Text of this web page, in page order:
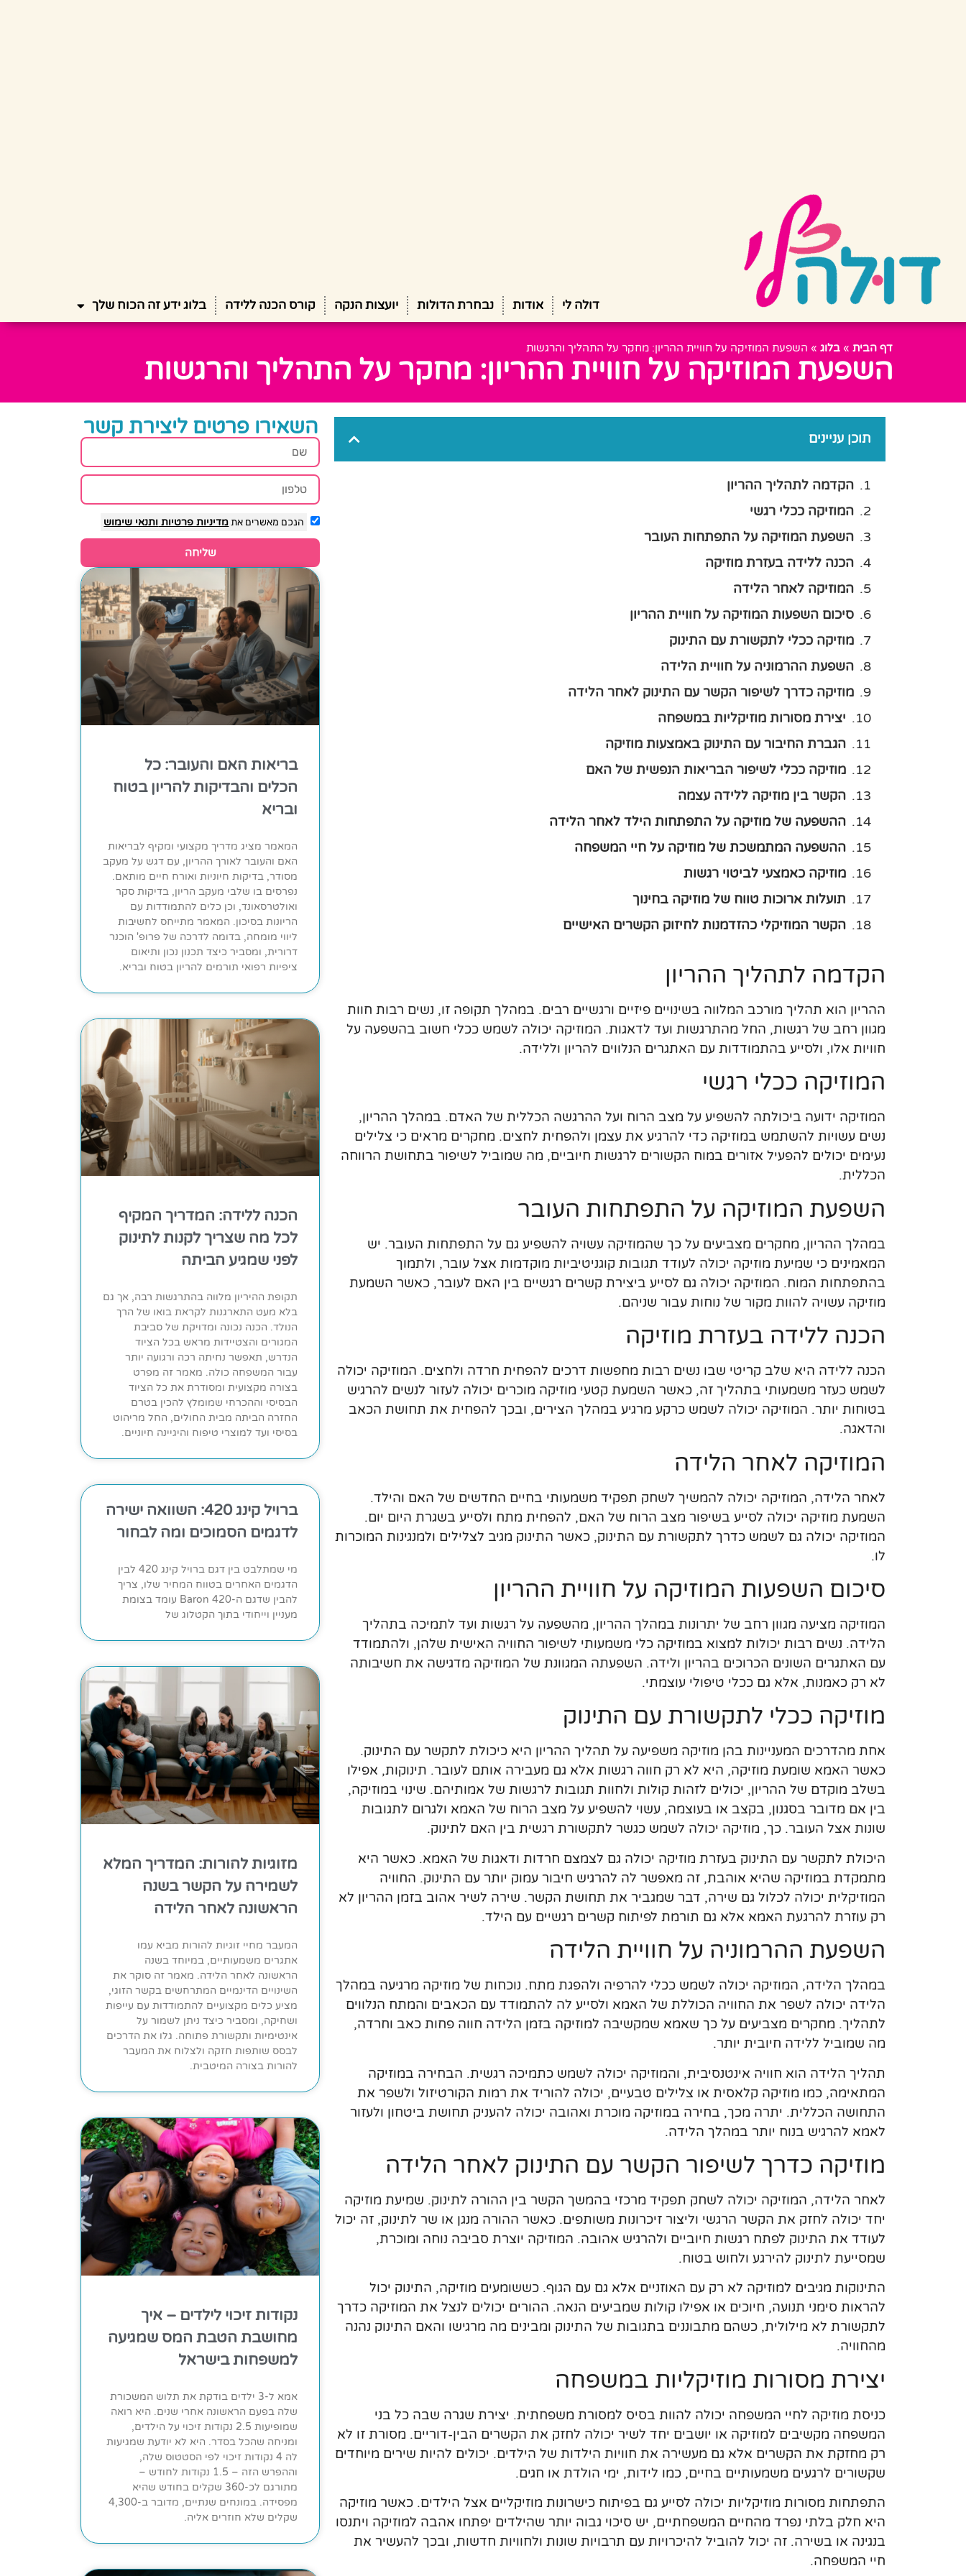
דולה לי אודות נבחרת הדולות יועצות הנקה קורס הכנה ללידה בלוג ידע זה הכוח שלך
דף הבית » בלוג » השפעת המוזיקה על חוויית ההריון: מחקר על התהליך והרגשות
השפעת המוזיקה על חוויית ההריון: מחקר על התהליך והרגשות
תוכן עניינים
הקדמה לתהליך ההריון
המוזיקה ככלי רגשי
השפעת המוזיקה על התפתחות העובר
הכנה ללידה בעזרת מוזיקה
המוזיקה לאחר הלידה
סיכום השפעות המוזיקה על חוויית ההריון
מוזיקה ככלי לתקשורת עם התינוק
השפעת ההרמוניה על חוויית הלידה
מוזיקה כדרך לשיפור הקשר עם התינוק לאחר הלידה
יצירת מסורות מוזיקליות במשפחה
הגברת החיבור עם התינוק באמצעות מוזיקה
מוזיקה ככלי לשיפור הבריאות הנפשית של האם
הקשר בין מוזיקה ללידה עצמה
ההשפעה של מוזיקה על התפתחות הילד לאחר הלידה
ההשפעה המתמשכת של מוזיקה על חיי המשפחה
מוזיקה כאמצעי לביטוי רגשות
תועלות ארוכות טווח של מוזיקה בחינוך
הקשר המוזיקלי כהזדמנות לחיזוק הקשרים האישיים
הקדמה לתהליך ההריון
ההריון הוא תהליך מורכב המלווה בשינויים פיזיים ורגשיים רבים. במהלך תקופה זו, נשים רבות חוות
מגוון רחב של רגשות, החל מהתרגשות ועד לדאגות. המוזיקה יכולה לשמש ככלי חשוב בהשפעה על
חוויות אלו, ולסייע בהתמודדות עם האתגרים הנלווים להריון וללידה.
המוזיקה ככלי רגשי
המוזיקה ידועה ביכולתה להשפיע על מצב הרוח ועל ההרגשה הכללית של האדם. במהלך ההריון,
נשים עשויות להשתמש במוזיקה כדי להרגיע את עצמן ולהפחית לחצים. מחקרים מראים כי צלילים
נעימים יכולים להפעיל אזורים במוח הקשורים לרגשות חיוביים, מה שמוביל לשיפור בתחושת הרווחה
הכללית.
השפעת המוזיקה על התפתחות העובר
במהלך ההריון, מחקרים מצביעים על כך שהמוזיקה עשויה להשפיע גם על התפתחות העובר. יש
המאמינים כי שמיעת מוזיקה יכולה לעודד תגובות קוגניטיביות מוקדמות אצל עובר, ולתמוך
בהתפתחות המוח. המוזיקה יכולה גם לסייע ביצירת קשרים רגשיים בין האם לעובר, כאשר השמעת
מוזיקה עשויה להוות מקור של נוחות עבור שניהם.
הכנה ללידה בעזרת מוזיקה
הכנה ללידה היא שלב קריטי שבו נשים רבות מחפשות דרכים להפחית חרדה ולחצים. המוזיקה יכולה
לשמש כעזר משמעותי בתהליך זה, כאשר השמעת קטעי מוזיקה מוכרים יכולה לעזור לנשים להרגיש
בטוחות יותר. המוזיקה יכולה לשמש כרקע מרגיע במהלך הצירים, ובכך להפחית את תחושת הכאב
והדאגה.
המוזיקה לאחר הלידה
לאחר הלידה, המוזיקה יכולה להמשיך לשחק תפקיד משמעותי בחיים החדשים של האם והילד.
השמעת מוזיקה יכולה לסייע בשיפור מצב הרוח של האם, להפחית מתח ולסייע בשגרת היום יום.
המוזיקה יכולה גם לשמש כדרך לתקשורת עם התינוק, כאשר התינוק מגיב לצלילים ולמנגינות המוכרות
לו.
סיכום השפעות המוזיקה על חוויית ההריון
המוזיקה מציעה מגוון רחב של יתרונות במהלך ההריון, מהשפעה על רגשות ועד לתמיכה בתהליך
הלידה. נשים רבות יכולות למצוא במוזיקה כלי משמעותי לשיפור החוויה האישית שלהן, ולהתמודד
עם האתגרים השונים הכרוכים בהריון ולידה. השפעתה המגוונת של המוזיקה מדגישה את חשיבותה
לא רק כאמנות, אלא גם ככלי טיפולי עוצמתי.
מוזיקה ככלי לתקשורת עם התינוק
אחת מהדרכים המעניינות בהן מוזיקה משפיעה על תהליך ההריון היא כיכולת לתקשר עם התינוק.
כאשר האמא שומעת מוזיקה, היא לא רק חווה רגשות אלא גם מעבירה אותם לעובר. תינוקות, אפילו
בשלב מוקדם של ההריון, יכולים לזהות קולות ולחוות תגובות לרגשות של אמותיהם. שינוי במוזיקה,
בין אם מדובר בסגנון, בקצב או בעוצמה, עשוי להשפיע על מצב הרוח של האמא ולגרום לתגובות
שונות אצל העובר. כך, מוזיקה יכולה לשמש כגשר לתקשורת רגשית בין האם לתינוק.
היכולת לתקשר עם התינוק בעזרת מוזיקה יכולה גם לצמצם חרדות ודאגות של האמא. כאשר היא
מתמקדת במוזיקה שהיא אוהבת, זה מאפשר לה להרגיש חיבור עמוק יותר עם התינוק. החוויה
המוזיקלית יכולה לכלול גם שירה, דבר שמגביר את תחושת הקשר. שירה לשיר אהוב בזמן ההריון לא
רק עוזרת להרגעת האמא אלא גם תורמת לפיתוח קשרים רגשיים עם הילד.
השפעת ההרמוניה על חוויית הלידה
במהלך הלידה, המוזיקה יכולה לשמש ככלי להרפיה ולהפגת מתח. נוכחות של מוזיקה מרגיעה במהלך
הלידה יכולה לשפר את החוויה הכוללת של האמא ולסייע לה להתמודד עם הכאבים והמתח הנלווים
לתהליך. מחקרים מצביעים על כך שאמא שמקשיבה למוזיקה בזמן הלידה חווה פחות כאב וחרדה,
מה שמוביל ללידה חיובית יותר.
תהליך הלידה הוא חוויה אינטנסיבית, והמוזיקה יכולה לשמש כתמיכה רגשית. הבחירה במוזיקה
המתאימה, כמו מוזיקה קלאסית או צלילים טבעיים, יכולה להוריד את רמות הקורטיזול ולשפר את
התחושה הכללית. יתרה מכך, בחירה במוזיקה מוכרת ואהובה יכולה להעניק תחושת ביטחון ולעזור
לאמא להרגיש בנוח יותר במהלך הלידה.
מוזיקה כדרך לשיפור הקשר עם התינוק לאחר הלידה
לאחר הלידה, המוזיקה יכולה לשחק תפקיד מרכזי בהמשך הקשר בין ההורה לתינוק. שמיעת מוזיקה
יחד יכולה לחזק את הקשר הרגשי וליצור זיכרונות משותפים. כאשר ההורה מנגן או שר לתינוק, זה יכול
לעודד את התינוק לפתח רגשות חיוביים ולהרגיש אהובה. המוזיקה יוצרת סביבה נוחה ומוכרת,
שמסייעת לתינוק להירגע ולחוש בטוח.
התינוקות מגיבים למוזיקה לא רק עם האוזניים אלא גם עם הגוף. כששומעים מוזיקה, התינוק יכול
להראות סימני תנועה, חיוכים או אפילו קולות שמביעים הנאה. ההורים יכולים לנצל את המוזיקה כדרך
לתקשורת לא מילולית, כשהם מתבוננים בתגובות של התינוק ומבינים מה מרגישו והאם התינוק נהנה
מהחוויה.
יצירת מסורות מוזיקליות במשפחה
כניסת מוזיקה לחיי המשפחה יכולה להוות בסיס למסורת משפחתית. יצירת שגרה שבה כל בני
המשפחה מקשיבים למוזיקה או יושבים יחד לשיר יכולה לחזק את הקשרים הבין-דוריים. מסורת זו לא
רק מחזקת את הקשרים אלא גם מעשירה את חוויות הילדות של הילדים. יכולים להיות שירים מיוחדים
שקשורים לרגעים משמעותיים בחיים, כמו לידות, ימי הולדת או חגים.
התפתחות מסורות מוזיקליות יכולה לסייע גם בפיתוח כישרונות מוזיקליים אצל הילדים. כאשר מוזיקה
היא חלק בלתי נפרד מהחיים המשפחתיים, יש סיכוי גבוה יותר שהילדים יפתחו אהבה למוזיקה ויתנסו
בנגינה או בשירה. זה יכול להוביל להיכרויות עם תרבויות שונות ולחוויות חדשות, ובכך להעשיר את
חיי המשפחה.
השאירו פרטים ליצירת קשר
הנכם מאשרים אתמדיניות פרטיות ותנאי שימוש
שליחה
בריאות האם והעובר: כל
הכלים והבדיקות להריון בטוח
ובריא
המאמר מציג מדריך מקצועי ומקיף לבריאות
האם והעובר לאורך ההריון, עם דגש על מעקב
מסודר, בדיקות חיוניות ואורח חיים מותאם.
נפרסים בו שלבי מעקב הריון, בדיקות סקר
ואולטרסאונד, וכן כלים להתמודדות עם
הריונות בסיכון. המאמר מתייחס לחשיבות
ליווי מומחה, בדומה לדרכה של פרופ' הוכנר
דרורית, ומסביר כיצד תכנון נכון ותיאום
ציפיות רפואי תורמים להריון בטוח ובריא.
הכנה ללידה: המדריך המקיף
לכל מה שצריך לקנות לתינוק
לפני שמגיע הביתה
תקופת ההיריון מלווה בהתרגשות רבה, אך גם
בלא מעט התארגנות לקראת בואו של הרך
הנולד. הכנה נכונה ומדויקת של סביבת
המגורים והצטיידות מראש בכל הציוד
הנדרש, תאפשר נחיתה רכה ורגועה יותר
עבור המשפחה כולה. מאמר זה מפרט
בצורה מקצועית ומסודרת את כל הציוד
הבסיסי וההכרחי שמומלץ להכין בטרם
החזרה הביתה מבית החולים, החל מריהוט
בסיסי ועד למוצרי טיפוח והיגיינה חיוניים.
ברויל קינג 420: השוואה ישירה
לדגמים הסמוכים ומה לבחור
מי שמתלבט בין דגם ברויל קינג 420 לבין
הדגמים האחרים בטווח המחיר שלו, צריך
להבין שדגם ה-Baron 420 עומד בצומת
מעניין וייחודי בתוך הקטלוג של
מזוגיות להורות: המדריך המלא
לשמירה על הקשר בשנה
הראשונה לאחר הלידה
המעבר מחיי זוגיות להורות מביא עמו
אתגרים משמעותיים, במיוחד בשנה
הראשונה לאחר הלידה. מאמר זה סוקר את
השינויים הדינמיים המתרחשים בקשר הזוגי,
מציע כלים מקצועיים להתמודדות עם עייפות
ושחיקה, ומסביר כיצד ניתן לשמור על
אינטימיות ותקשורת פתוחה. גלו את הדרכים
לבסס שותפות חזקה ולצלוח את המעבר
להורות בצורה המיטבית.
נקודות זיכוי לילדים – איך
מחושבת הטבת המס שמגיעה
למשפחות בישראל
אמא ל-3 ילדים בודקת את תלוש המשכורת
שלה בפעם הראשונה אחרי שנים. היא רואה
שמופיעות 2.5 נקודות זיכוי על הילדים,
ומניחה שהכל בסדר. היא לא יודעת שמגיעות
לה 4 נקודות זיכוי לפי הסטטוס שלה,
וההפרש הזה – 1.5 נקודות לחודש –
מתורגם לכ-360 שקלים בחודש שהיא
מפסידה. במונחים שנתיים, מדובר ב-4,300
שקלים שלא חוזרים אליה.